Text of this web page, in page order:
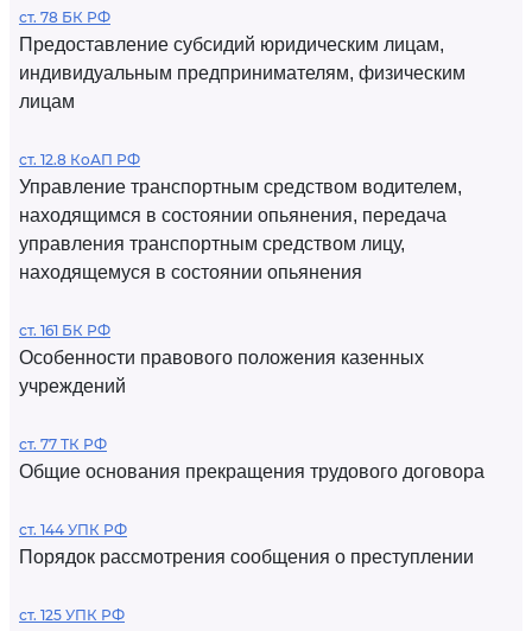
ст. 78 БК РФ
Предоставление субсидий юридическим лицам,
индивидуальным предпринимателям, физическим
лицам
ст. 12.8 КоАП РФ
Управление транспортным средством водителем,
находящимся в состоянии опьянения, передача
управления транспортным средством лицу,
находящемуся в состоянии опьянения
ст. 161 БК РФ
Особенности правового положения казенных
учреждений
ст. 77 ТК РФ
Общие основания прекращения трудового договора
ст. 144 УПК РФ
Порядок рассмотрения сообщения о преступлении
ст. 125 УПК РФ